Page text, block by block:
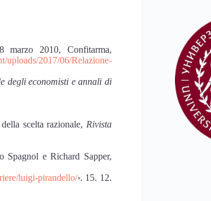
marzo 2010, Confitarma,
uploads/2017/06/Relazione-
degli economisti e annali di
scelta razionale, Rivista
e Richard Sapper,
luigi-pirandello/›. 15. 12.